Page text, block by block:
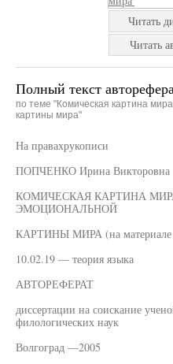
Читать
Читать
Полный текст
по теме "Комическая картина
картины мира"
На правахрукописи
ПОПЧЕНКО Ирина Викторовна
КОМИЧЕСКАЯ КАРТИНА
ЭМОЦИОНАЛЬНОЙ
КАРТИНЫ МИРА (на материале
10.02.19 — теория языка
АВТОРЕФЕРАТ
диссертации на соискание
филологических наук
Волгоград —2005